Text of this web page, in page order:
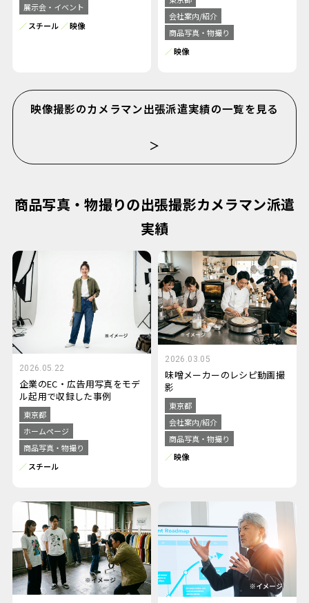
展示会・イベント
スチール
映像
会社案内/紹介
商品写真・物撮り
映像
映像撮影のカメラマン出張派遣実績の一覧を見る
＞
商品写真・物撮りの出張撮影カメラマン派遣
実績
2026.05.22
企業のEC・広告用写真をモデ
ル起用で収録した事例
東京都
ホームページ
商品写真・物撮り
スチール
2026.03.05
味噌メーカーのレシピ動画撮
影
東京都
会社案内/紹介
商品写真・物撮り
映像